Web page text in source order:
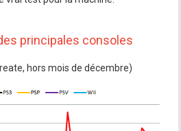
principales consoles
hors mois de décembre)